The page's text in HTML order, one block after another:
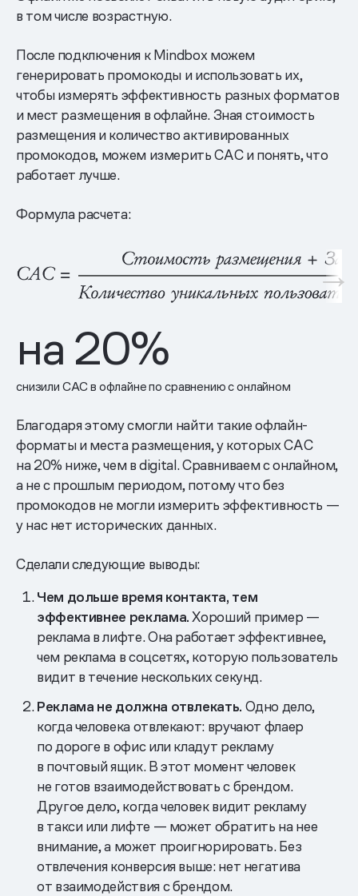
в том числе возрастную.
После подключения к Mindbox можем
генерировать промокоды и использовать их,
чтобы измерять эффективность разных форматов
и мест размещения в офлайне. Зная стоимость
размещения и количество активированных
промокодов, можем измерить CAC и понять, что
работает лучше.
Формула расчета:
на 20%
снизили CAC в офлайне по сравнению с онлайном
Благодаря этому смогли найти такие офлайн-
форматы и места размещения, у которых CAC
на 20% ниже, чем в digital. Сравниваем с онлайном,
а не с прошлым периодом, потому что без
промокодов не могли измерить эффективность —
у нас нет исторических данных.
Сделали следующие выводы:
Чем дольше время контакта, тем
эффективнее реклама.Хороший пример —
реклама в лифте. Она работает эффективнее,
чем реклама в соцсетях, которую пользователь
видит в течение нескольких секунд.
Реклама не должна отвлекать. Одно дело,
когда человека отвлекают: вручают флаер
по дороге в офис или кладут рекламу
в почтовый ящик. В этот момент человек
не готов взаимодействовать с брендом.
Другое дело, когда человек видит рекламу
в такси или лифте — может обратить на нее
внимание, а может проигнорировать. Без
отвлечения конверсия выше: нет негатива
от взаимодействия с брендом.